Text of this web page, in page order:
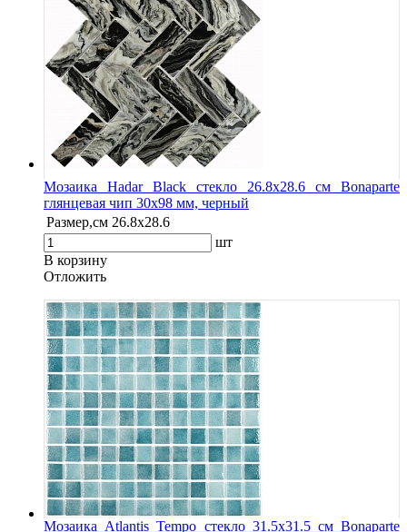
Мозаика Hadar Black стекло 26.8х28.6 см Bonaparte
глянцевая чип 30х98 мм, черный
Размер,см 26.8х28.6
шт
В корзину
Oтложить
Мозаика Atlantis Tempo стекло 31.5х31.5 см Bonaparte